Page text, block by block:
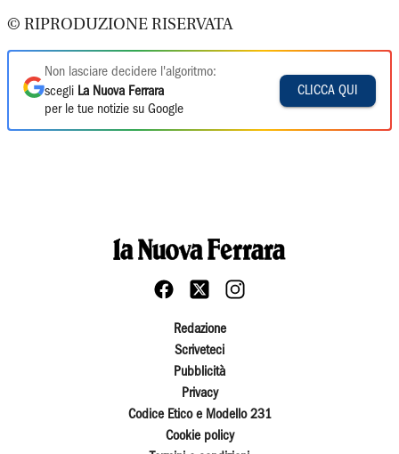
© RIPRODUZIONE RISERVATA
Non lasciare decidere l'algoritmo:
scegli La Nuova Ferrara
per le tue notizie su Google
CLICCA QUI
Redazione
Scriveteci
Pubblicità
Privacy
Codice Etico e Modello 231
Cookie policy